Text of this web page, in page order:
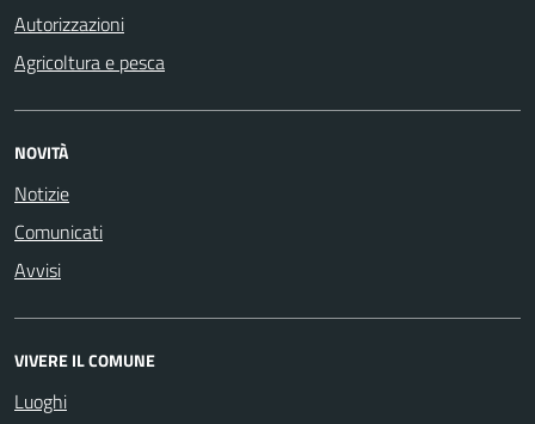
Autorizzazioni
Agricoltura e pesca
NOVITÀ
Notizie
Comunicati
Avvisi
VIVERE IL COMUNE
Luoghi